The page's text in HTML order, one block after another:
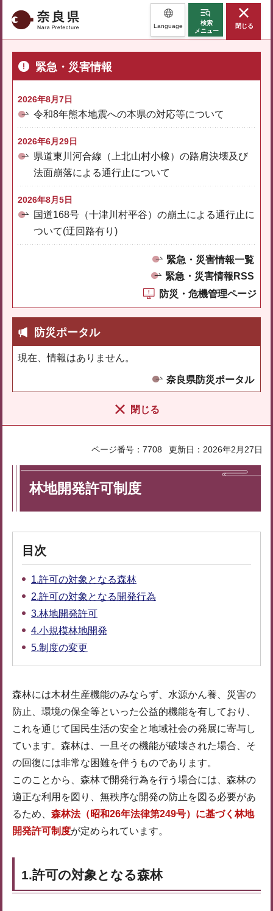
奈良県 Language
検索
メニュー
閉じる
緊急・災害情報
2026年8月7日
令和8年熊本地震への本県の対応等について
2026年6月29日
県道東川河合線（上北山村小橡）の路肩決壊及び
法面崩落による通行止について
2026年8月5日
国道168号（十津川村平谷）の崩土による通行止に
ついて(迂回路有り)
緊急・災害情報一覧
緊急・災害情報RSS
防災・危機管理ページ
防災ポータル
現在、情報はありません。
奈良県防災ポータル
閉じる
ページ番号：7708 更新日：2026年2月27日
林地開発許可制度
目次
1.許可の対象となる森林
2.許可の対象となる開発行為
3.林地開発許可
4.小規模林地開発
5.制度の変更
森林には木材生産機能のみならず、水源かん養、災害の
防止、環境の保全等といった公益的機能を有しており、
これを通じて国民生活の安全と地域社会の発展に寄与し
ています。森林は、一旦その機能が破壊された場合、そ
の回復には非常な困難を伴うものであります。
このことから、森林で開発行為を行う場合には、森林の
適正な利用を図り、無秩序な開発の防止を図る必要があ
るため、 森林法（昭和26年法律第249号）に基づく林地
開発許可制度が定められています。
1.許可の対象となる森林